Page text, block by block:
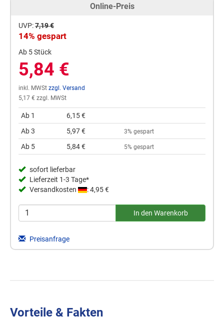
Online-Preis
UVP:7,19 €
14% gespart
Ab 5 Stück
5,84 €
inkl. MWSt zzgl. Versand
5,17 € zzgl. MWSt
Ab 1
6,15 €
Ab 3
5,97 € 3% gespart
Ab 5 5,84 € 5% gespart
sofort lieferbar
Lieferzeit 1-3 Tage*
Versandkosten
: 4,95 €
Preisanfrage
Vorteile & Fakten